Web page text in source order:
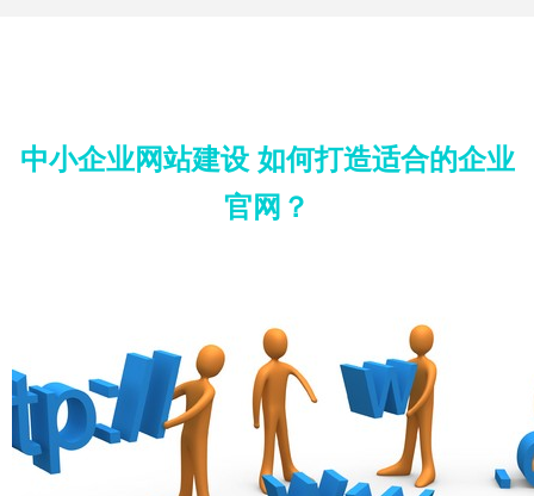
中小企业网站建设 如何打造适合的企业
官网？